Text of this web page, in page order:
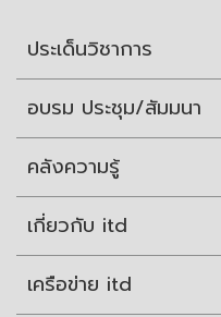
ประเด็นวิชาการ
อบรม ประชุม/สัมมนา
คลังความรู้
เกี่ยวกับ itd
เครือข่าย itd